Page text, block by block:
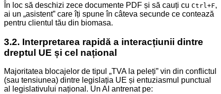
În loc să deschizi zece documente PDF și să cauți cu Ctrl+F,
ai un „asistent” care îți spune în câteva secunde ce contează
pentru clientul tău din biomasa.
3.2. Interpretarea rapidă a interacțiunii dintre
dreptul UE și cel național
Majoritatea blocajelor de tipul „TVA la peleți” vin din conflictul
(sau tensiunea) dintre legislația UE și entuziasmul punctual
al legislativului național. Un AI antrenat pe: